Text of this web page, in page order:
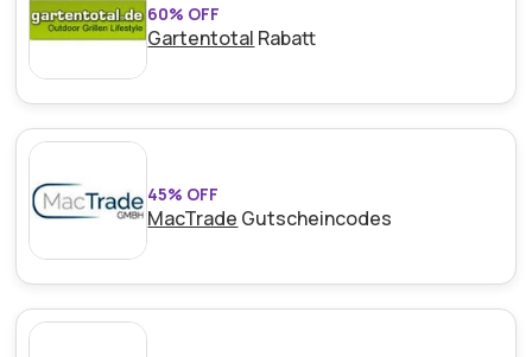
60% OFF
Gartentotal Rabatt
45% OFF
MacTrade Gutscheincodes